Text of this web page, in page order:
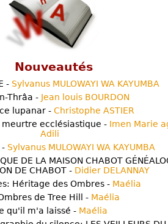
Nouveautés
- Sylvanus MULOWAYI WA KAYUMBA
Thrâa - Jean louis BOURDON
lupanar - Christophe ASTIER
meurtre ecclésiastique - Imen Marie
Adili
- Sylvanus MULOWAYI WA KAYUMBA
DE LA MAISON CHABOT
DE CHABOT - Didier DELANNAY
Héritage des Ombres - Maélia
de Tree Hill - Maélia
qu'il m'a laissé - Maélia